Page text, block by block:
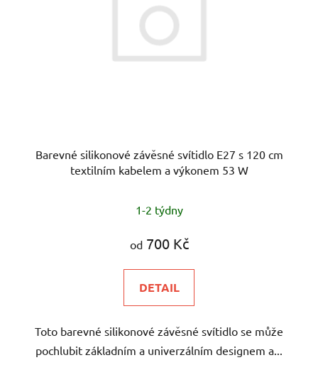
Barevné silikonové závěsné svítidlo E27 s 120 cm
textilním kabelem a výkonem 53 W
1-2 týdny
od700 Kč
DETAIL
Toto barevné silikonové závěsné svítidlo se může
pochlubit základním a univerzálním designem a...